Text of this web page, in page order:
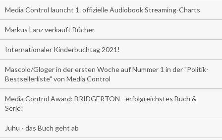
Media Control launcht 1. offizielle Audiobook Streaming-Charts
Markus Lanz verkauft Bücher
Internationaler Kinderbuchtag 2021!
Mascolo/Gloger in der ersten Woche auf Nummer 1 in der "Politik-
Bestsellerliste" von Media Control
Media Control Award: BRIDGERTON - erfolgreichstes Buch &
Serie!
Juhu - das Buch geht ab